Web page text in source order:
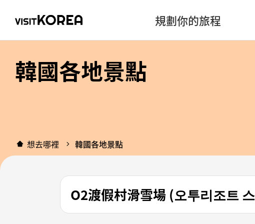
規劃你的旅程
韓國各地景點
想去哪裡 韓國各地景點
O2渡假村滑雪場 (오투리조트